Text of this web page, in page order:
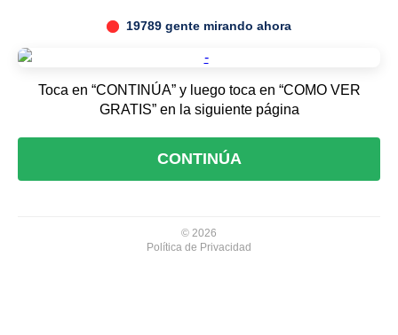
19789 gente mirando ahora
Toca en “CONTINÚA” y luego toca en “COMO VER
GRATIS” en la siguiente página
CONTINÚA
© 2026
Política de Privacidad